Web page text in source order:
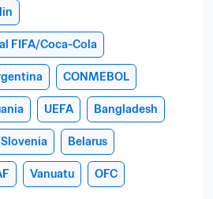
FIFA/Coca-Cola
CONMEBOL
UEFA Bangladesh
Slovenia Belarus
Vanuatu OFC